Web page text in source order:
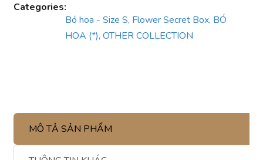
Categories:
Bó hoa - Size S, Flower Secret Box, BÓ
HOA (*), OTHER COLLECTION
MÔ TẢ SẢN PHẨM